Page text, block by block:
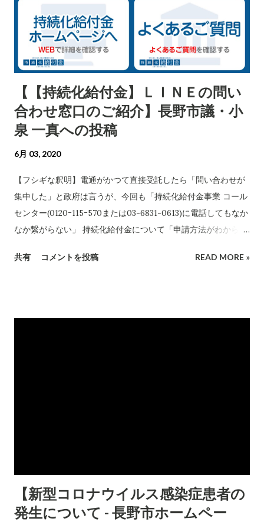
【【持続化給付金】ＬＩＮＥの問い
合わせ窓口のご紹介】長野市議・小
泉 一真への投稿
6月 03, 2020
【フシギな釈明】電通がかつて直接受託したら「問い合わせが
集中した」と政府は言うが、今回も「持続化給付金事業 コール
センター(0120ｰ115ｰ570または03-6831-0613)に電話してもなか
なか繋がらない」 持続化給付金について「申請方法がわからな
金のサイトでもよくある質問を掲載していますが、それでも自
共有 コメントを投稿 READ MORE »
【新型コロナウイルス感染症患者の
発生について - 長野市ホームペー